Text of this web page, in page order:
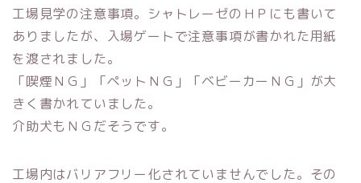
工場見学の注意事項。シャトレーゼのＨＰにも書いて
ありましたが、入場ゲートで注意事項が書かれた用紙
を渡されました。
「喫煙ＮＧ」「ペットＮＧ」「ベビーカーＮＧ」が大
きく書かれていました。
介助犬もＮＧだそうです。
工場内はバリアフリー化されていませんでした。その